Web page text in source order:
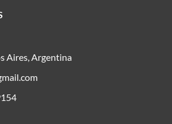
Aires, Argentina